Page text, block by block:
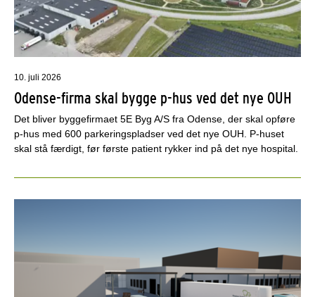
10. juli 2026
Odense-firma skal bygge p-hus ved det nye OUH
Det bliver byggefirmaet 5E Byg A/S fra Odense, der skal opføre
p-hus med 600 parkeringspladser ved det nye OUH. P-huset
skal stå færdigt, før første patient rykker ind på det nye hospital.